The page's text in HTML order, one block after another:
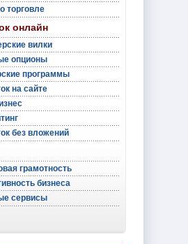
торговле
онлайн
вилки
опционы
программы
на сайте
без вложений
грамотность
бизнеса
сервисы